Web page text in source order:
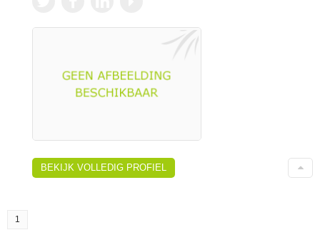
BEKIJK VOLLEDIG PROFIEL
1